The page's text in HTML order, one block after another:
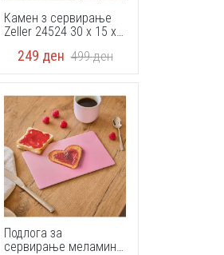
Камен з сервирање
Zeller 24524 30 x 15 x
249 ден 499ден
Подлога за
сервирање меламин